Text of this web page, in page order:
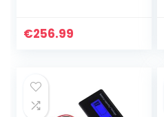
AMOLED-scherm,
€256.99